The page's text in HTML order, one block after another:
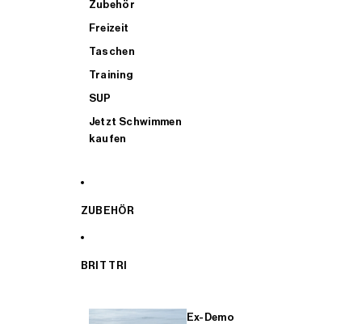
Zubehör
Freizeit
Taschen
Training
SUP
Jetzt Schwimmen
kaufen
ZUBEHÖR
BRIT TRI
Ex-Demo